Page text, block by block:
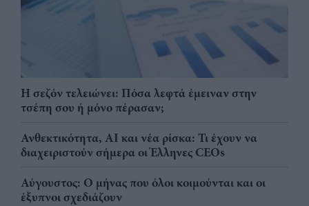
Η σεζόν τελειώνει: Πόσα λεφτά έμειναν στην
τσέπη σου ή μόνο πέρασαν;
Ανθεκτικότητα, AI και νέα ρίσκα: Τι έχουν να
διαχειριστούν σήμερα οι Έλληνες CEOs
Αύγουστος: Ο μήνας που όλοι κοιμούνται και οι
έξυπνοι σχεδιάζουν